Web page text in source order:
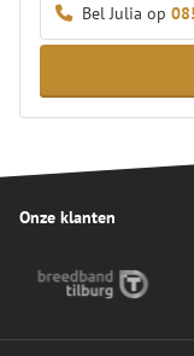
Bel Julia op
Onze klanten